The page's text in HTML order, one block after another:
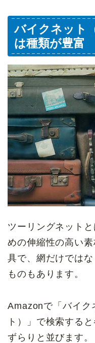
バイクネット
は種類が豊富
ツーリングネット
めの伸縮性の高い
具で、網だけでは
ものもあります。
Amazonで「バイク
ト）」で検索する
ずらりと並びます。